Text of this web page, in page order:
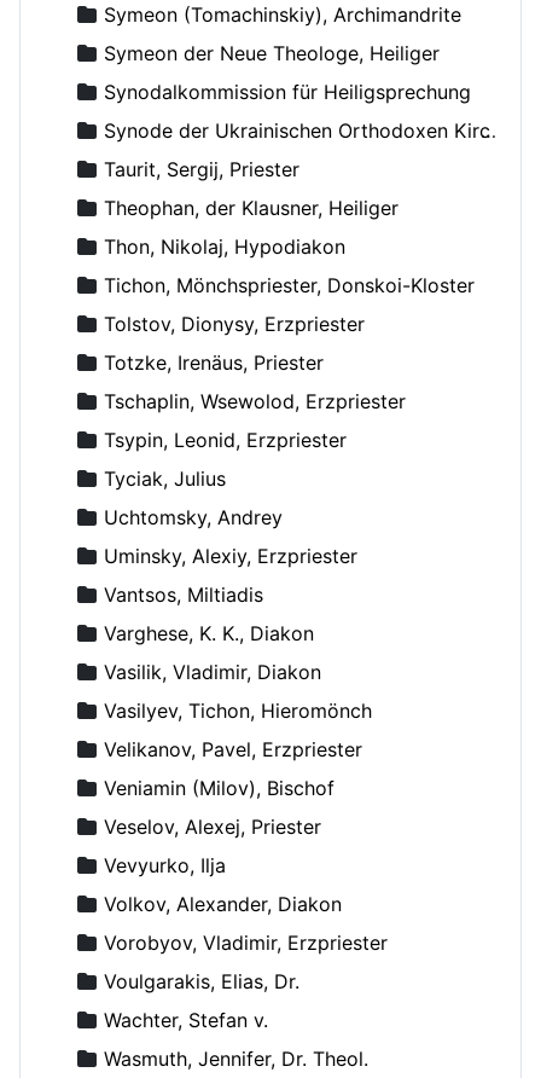
Symeon (Tomachinskiy), Archimandrite
Symeon der Neue Theologe, Heiliger
Synodalkommission für Heiligsprechung
Synode der Ukrainischen Orthodoxen Kirche
Taurit, Sergij, Priester
Theophan, der Klausner, Heiliger
Thon, Nikolaj, Hypodiakon
Tichon, Mönchspriester, Donskoi-Kloster
Tolstov, Dionysy, Erzpriester
Totzke, Irenäus, Priester
Tschaplin, Wsewolod, Erzpriester
Tsypin, Leonid, Erzpriester
Tyciak, Julius
Uchtomsky, Andrey
Uminsky, Alexiy, Erzpriester
Vantsos, Miltiadis
Varghese, K. K., Diakon
Vasilik, Vladimir, Diakon
Vasilyev, Tichon, Hieromönch
Velikanov, Pavel, Erzpriester
Veniamin (Milov), Bischof
Veselov, Alexej, Priester
Vevyurko, Ilja
Volkov, Alexander, Diakon
Vorobyov, Vladimir, Erzpriester
Voulgarakis, Elias, Dr.
Wachter, Stefan v.
Wasmuth, Jennifer, Dr. Theol.